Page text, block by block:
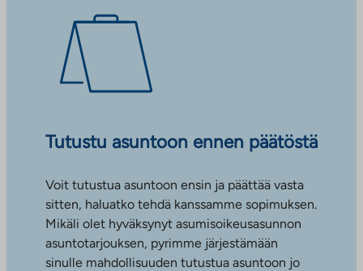
Tutustu asuntoon ennen päätöstä
Voit tutustua asuntoon ensin ja päättää vasta
sitten, haluatko tehdä kanssamme sopimuksen.
Mikäli olet hyväksynyt asumisoikeusasunnon
asuntotarjouksen, pyrimme järjestämään
sinulle mahdollisuuden tutustua asuntoon jo